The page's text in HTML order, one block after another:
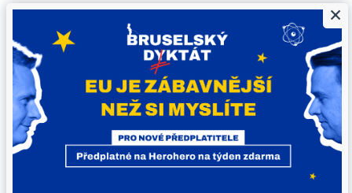
Ochrana osobních údajů
, obchodní garant: Adéla Formáčková +420 739 500 832
Jakékoliv užití obsahu, včetně převzetí článků, je bez souhlasu
Economia, a.s. zapovězeno. Bez souhlasu Economia, a.s. je
zapovězeno též rozmnožování obsahu pro účely automatizované
analýzy textů nebo dat podle ustanovení § 39c autorského zákona.
×